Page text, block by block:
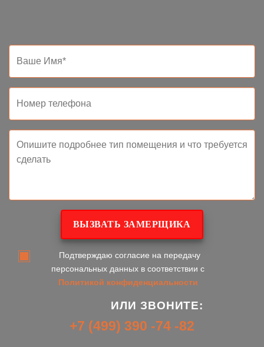
Подтверждаю согласие на передачу
персональных данных в соответствии с
Политикой конфиденциальности
ИЛИ ЗВОНИТЕ:
+7 (499) 390 -74 -82